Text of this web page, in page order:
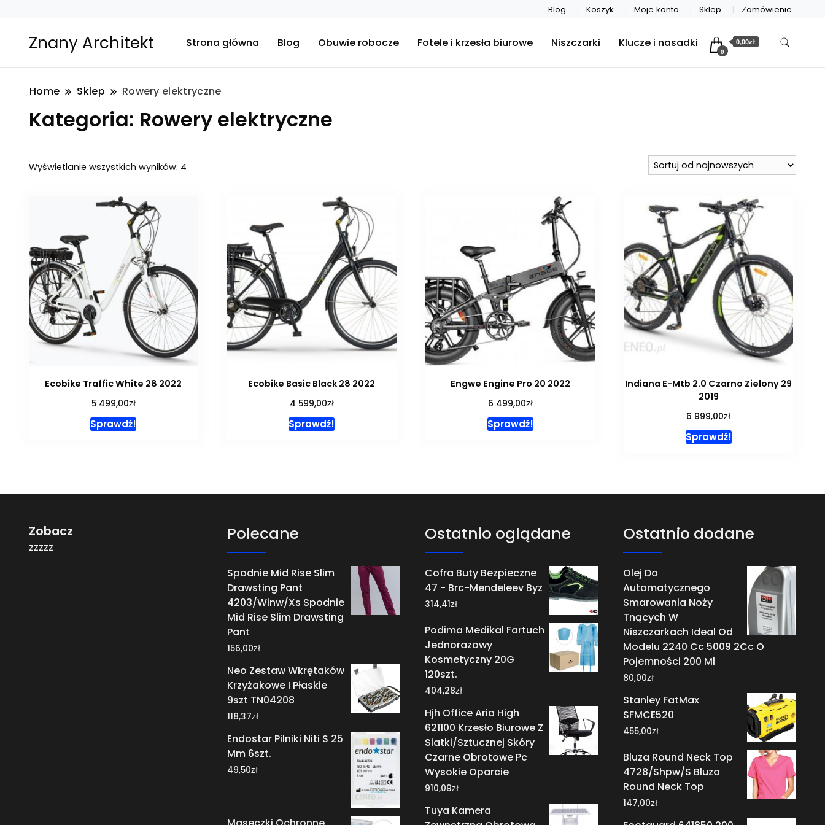
Blog Koszyk Moje konto Sklep Zamówienie
Znany Architekt Strona główna Blog Obuwie robocze Fotele i krzesła biurowe Niszczarki Klucze i nasadki
0
0,00zł
Home Sklep Rowery elektryczne
Kategoria: Rowery elektryczne
Wyświetlanie wszystkich wyników: 4
Ecobike Traffic White 28 2022
5 499,00zł
Sprawdź!
Ecobike Basic Black 28 2022
4 599,00zł
Sprawdź!
Engwe Engine Pro 20 2022
6 499,00zł
Sprawdź!
Indiana E-Mtb 2.0 Czarno Zielony 29
2019
6 999,00zł
Sprawdź!
Zobacz
zzzzz
Polecane
Spodnie Mid Rise Slim
Drawsting Pant
4203/Winw/Xs Spodnie
Mid Rise Slim Drawsting
Pant
156,00zł
Neo Zestaw Wkrętaków
Krzyżakowe I Płaskie
9szt TN04208
118,37zł
Endostar Pilniki Niti S 25
Mm 6szt.
49,50zł
Ostatnio oglądane
Cofra Buty Bezpieczne
47 - Brc-Mendeleev Byz
314,41zł
Podima Medikal Fartuch
Jednorazowy
Kosmetyczny 20G
120szt.
404,28zł
Hjh Office Aria High
621100 Krzesło Biurowe Z
Siatki/Sztucznej Skóry
Czarne Obrotowe Pc
Wysokie Oparcie
910,09zł
Tuya Kamera
Ostatnio dodane
Olej Do
Automatycznego
Smarowania Noży
Tnących W
Niszczarkach Ideal Od
Modelu 2240 Cc 5009 2Cc O
Pojemności 200 Ml
80,00zł
Stanley FatMax
SFMCE520
455,00zł
Bluza Round Neck Top
4728/Shpw/S Bluza
Round Neck Top
147,00zł